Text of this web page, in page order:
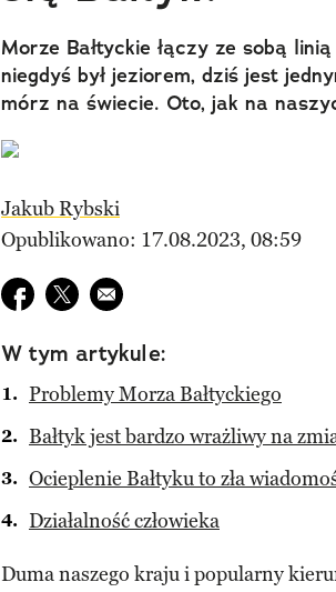
Morze Bałtyckie łączy ze sobą
niegdyś był jeziorem, dziś jest
mórz na świecie. Oto, jak na
Jakub Rybski
Opublikowano: 17.08.2023, 08:59
Udostępnij na facebook
Udostępnij na twitter
E-mail do przyjaciela
W tym artykule:
Problemy Morza Bałtyckiego
Bałtyk jest bardzo wrażliwy na
Ocieplenie Bałtyku to zła
Działalność człowieka
Duma naszego kraju i popularny